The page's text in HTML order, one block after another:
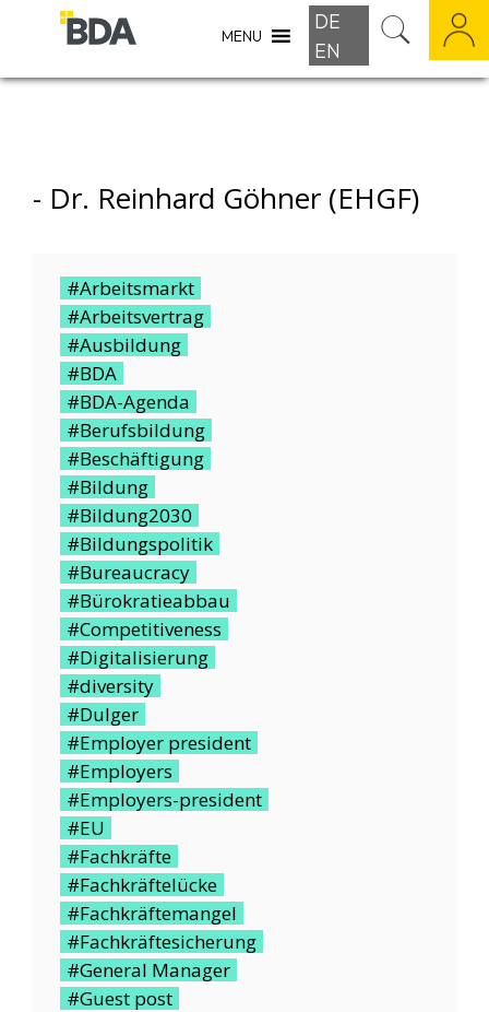
MENU
DE
EN
- Dr. Reinhard Göhner (eHGF)
#Arbeitsmarkt
#Arbeitsvertrag
#Ausbildung
#BDA
#BDA-Agenda
#Berufsbildung
#Beschäftigung
#Bildung
#Bildung2030
#Bildungspolitik
#Bureaucracy
#Bürokratieabbau
#Competitiveness
#Digitalisierung
#diversity
#Dulger
#Employer president
#Employers
#Employers-president
#EU
#Fachkräfte
#Fachkräftelücke
#Fachkräftemangel
#Fachkräftesicherung
#General Manager
#Guest post